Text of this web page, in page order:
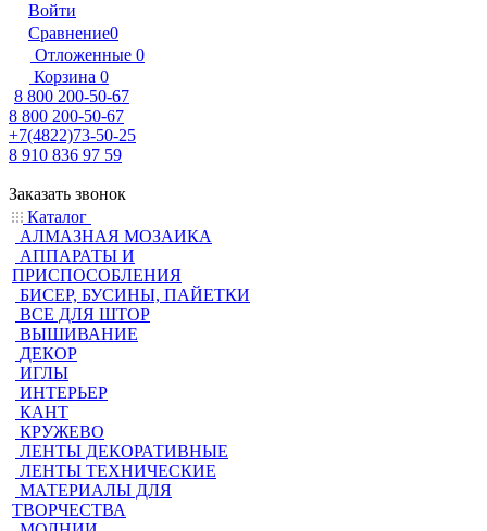
Войти
Сравнение0
Отложенные 0
Корзина 0
8 800 200-50-67
8 800 200-50-67
+7(4822)73-50-25
8 910 836 97 59
Заказать звонок
Каталог
АЛМАЗНАЯ МОЗАИКА
АППАРАТЫ И
ПРИСПОСОБЛЕНИЯ
БИСЕР, БУСИНЫ, ПАЙЕТКИ
ВСЕ ДЛЯ ШТОР
ВЫШИВАНИЕ
ДЕКОР
ИГЛЫ
ИНТЕРЬЕР
КАНТ
КРУЖЕВО
ЛЕНТЫ ДЕКОРАТИВНЫЕ
ЛЕНТЫ ТЕХНИЧЕСКИЕ
МАТЕРИАЛЫ ДЛЯ
ТВОРЧЕСТВА